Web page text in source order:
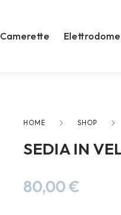
to buy
Camerette
HOME SHOP
SEDIA IN
80,00€